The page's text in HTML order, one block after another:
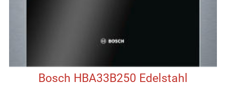
Bosch HBA33B250 Edelstahl